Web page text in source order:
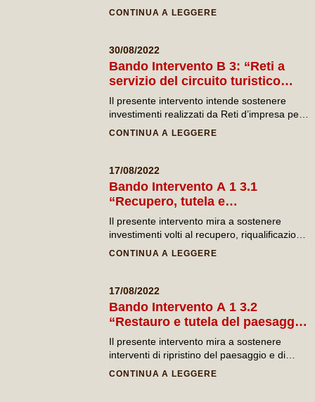
comprensorio del G.A.L. “Terre
CONTINUA A LEGGERE
30/08/2022
Bando Intervento B 3: “Reti a
servizio del circuito turistico
delle Terre del Primitivo”
Il presente intervento intende sostenere
investimenti realizzati da Reti d’impresa per
accrescere o realizzare servizi al turismo
CONTINUA A LEGGERE
17/08/2022
Bando Intervento A 1 3.1
“Recupero, tutela e
riqualificazione del patrimonio
culturale, artistico e
rurale, dei siti ad alto valore
dei villaggi”
Il presente intervento mira a sostenere
investimenti volti al recupero, riqualificazione
e valorizzazione del patrimonio culturale e
CONTINUA A LEGGERE
17/08/2022
Bando Intervento A 1 3.2
“Restauro e tutela del paesaggio
rurale attraverso il ripristino del
sistema olivicolo locale”
Il presente intervento mira a sostenere
interventi di ripristino del paesaggio e di
salvaguardia della biodiversità in aree colpite
CONTINUA A LEGGERE